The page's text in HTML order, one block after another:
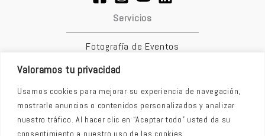
Valoramos tu privacidad
Usamos cookies para mejorar su experiencia de navegación,
mostrarle anuncios o contenidos personalizados y analizar
nuestro tráfico. Al hacer clic en “Aceptar todo” usted da su
consentimiento a nuestro uso de las cookies.
Servicios
Fotografía de Eventos
Fotografía de Empresa
Video de eventos corporativos
Fotografía de Producto
Fotografía Inmobiliaria